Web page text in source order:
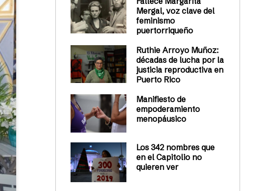
Mergal, voz clave del
feminismo
puertorriqueño
Ruthie Arroyo Muñoz:
décadas de lucha por la
justicia reproductiva en
Puerto Rico
Manifiesto de
empoderamiento
menopáusico
Los 342 nombres que
en el Capitolio no
quieren ver